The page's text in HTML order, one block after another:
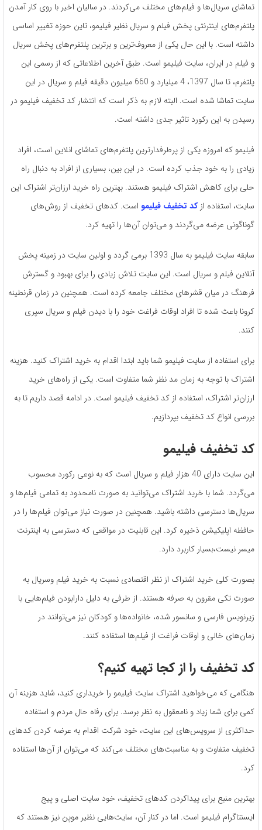
تماشای سریال‌ها و فیلم‌های مختلف می‌کردند. در سالیان اخیر با روی کار آمدن
پلتفرم‌های اینترنتی پخش فیلم و سریال نظیر فیلیمو، تاین حوزه تغییر اساسی
داشته است. با این حال یکی از معروف‌ترین و برترین پلتفرم‌های پخش سریال
و فیلم در ایران، سایت فیلیمو است. طبق آخرین اطلاعاتی که از رسمی این
پلتفرم، تا سال 1397، 4 میلیارد و 660 میلیون دقیقه فیلم و سریال در این
سایت تماشا شده است. البته لازم به ذکر است که انتشار کد تخفیف فیلیمو در
رسیدن به این رکورد تاثیر جدی داشته است.
فیلیمو که امروزه یکی از پرطرفدارترین پلتفرم‌های تماشای انلاین است، افراد
زیادی را به خود جذب کرده است. در این بین، بسیاری از افراد به دنبال راه
حلی برای کاهش اشتراک فیلیمو هستند. بهترین راه خرید ارزان‌تر اشتراک این
سایت، استفاده ازکد تخفیف فیلیمو است. کدهای تخفیف از روش‌های
گوناگونی عرضه می‌گردند و می‌توان آن‌ها را تهیه کرد.
سابقه سایت فیلیمو به سال 1393 برمی گردد و اولین سایت در زمینه پخش
آنلاین فیلم و سریال است. این سایت تلاش زیادی را برای بهبود و گسترش
فرهنگ در میان قشرهای مختلف جامعه کرده است. همچنین در زمان قرنطینه
کرونا باعث شده تا افراد اوقات فراغت خود را با دیدن فیلم و سریال سپری
کنند.
برای استفاده از سایت فیلیمو شما باید ابتدا اقدام به خرید اشتراک کنید. هزینه
اشتراک با توجه به زمان مد نظر شما متفاوت است. یکی از راه‌های خرید
ارزان‌تر اشتراک، استفاده از کد تخفیف فیلیمو است. در ادامه قصد داریم تا به
بررسی انواع کد تخفیف بپردازیم.
کد تخفیف فیلیمو
این سایت دارای 40 هزار فیلم و سریال است که به نوعی رکورد محسوب
می‌گردد. شما با خرید اشتراک می‌توانید به صورت نامحدود به تمامی فیلم‌ها و
سریال‌ها دسترسی داشته باشید. همچنین در صورت نیاز می‌توان فیلم‌ها را در
حافظه اپلیکیشن ذخیره کرد. این قابلیت در مواقعی که دسترسی به اینترنت
میسر نیست،بسیار کاربرد دارد.
بصورت کلی خرید اشتراک از نظر اقتصادی نسبت به خرید فیلم وسریال به
صورت تکی مقرون به صرفه هستند. از طرفی به دلیل دارابودن فیلم‌هایی با
زیرنویس فارسی و سانسور شده، خانواده‌ها و کودکان نیز می‌توانند در
زمان‌های خالی و اوقات فراغت از فیلم‌ها استفاده کنند.
کد تخفیف را از کجا تهیه کنیم؟
هنگامی که می‌خواهید اشتراک سایت فیلیمو را خریداری کنید، شاید هزینه آن
کمی برای شما زیاد و نامعقول به نظر برسد. برای رفاه حال مردم و استفاده
حداکثری از سرویس‌های این سایت، خود شرکت اقدام به عرضه کردن کدهای
تخفیف متفاوت و به مناسبت‌های مختلف می‌کند که می‌توان از آن‌ها استفاده
کرد.
بهترین منبع برای پیداکردن کدهای تخفیف، خود سایت اصلی و پیج
ایسنتاگرام فیلیمو است. اما در کنار آن، سایت‌هایی نظیر موپن نیز هستند که